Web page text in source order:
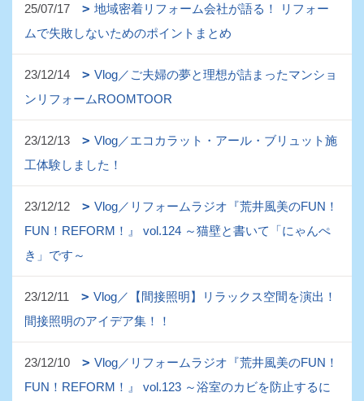
25/07/17
地域密着リフォーム会社が語る！ リフォー
ムで失敗しないためのポイントまとめ
23/12/14
Vlog／ご夫婦の夢と理想が詰まったマンショ
ンリフォームROOMTOOR
23/12/13
Vlog／エコカラット・アール・ブリュット施
工体験しました！
23/12/12
Vlog／リフォームラジオ『荒井風美のFUN！
FUN！REFORM！』 vol.124 ～猫壁と書いて「にゃんぺ
き」です～
23/12/11
Vlog／【間接照明】リラックス空間を演出！
間接照明のアイデア集！！
23/12/10
Vlog／リフォームラジオ『荒井風美のFUN！
FUN！REFORM！』 vol.123 ～浴室のカビを防止するに